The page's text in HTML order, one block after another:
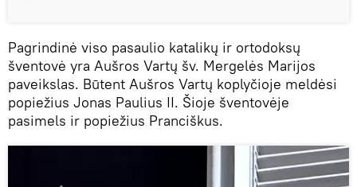
Pagrindinė viso pasaulio katalikų ir ortodoksų
šventovė yra Aušros Vartų šv. Mergelės Marijos
paveikslas. Būtent Aušros Vartų koplyčioje meldėsi
popiežius Jonas Paulius II. Šioje šventovėje
pasimels ir popiežius Pranciškus.